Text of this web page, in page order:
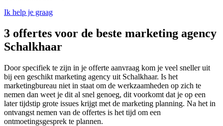
Ik help je graag
3 offertes voor de beste marketing agency
Schalkhaar
Door specifiek te zijn in je offerte aanvraag kom je veel sneller uit
bij een geschikt marketing agency uit Schalkhaar. Is het
marketingbureau niet in staat om de werkzaamheden op zich te
nemen dan weet je dit al snel genoeg, dit voorkomt dat je op een
later tijdstip grote issues krijgt met de marketing planning. Na het in
ontvangst nemen van de offertes is het tijd om een
ontmoetingsgesprek te plannen.